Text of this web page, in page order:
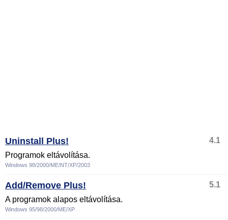
Uninstall Plus!
4.1
Programok eltávolítása.
Windows 98/2000/ME/NT/XP/2003
Add/Remove Plus!
5.1
A programok alapos eltávolítása.
Windows 95/98/2000/ME/XP